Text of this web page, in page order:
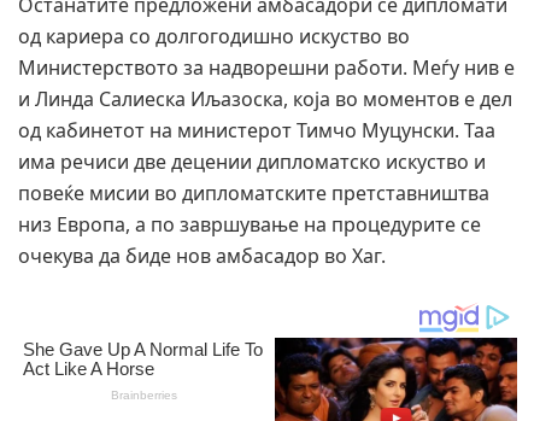
од кариера со долгогодишно искуство во
Министерството за надворешни работи. Меѓу нив е
и Линда Салиеска Иљазоска, која во моментов е дел
од кабинетот на министерот Тимчо Муцунски. Таа
има речиси две децении дипломатско искуство и
повеќе мисии во дипломатските претставништва
низ Европа, а по завршување на процедурите се
очекува да биде нов амбасадор во Хаг.